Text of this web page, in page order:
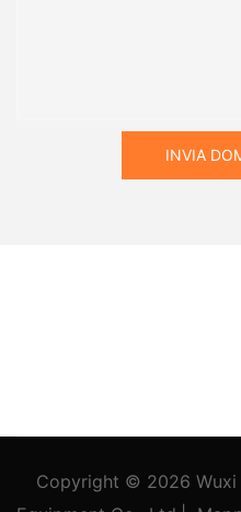
INVIA
Copyright © 2026 Wuxi